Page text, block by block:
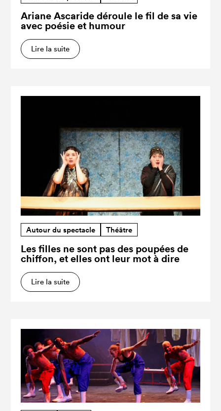
Ariane Ascaride déroule le fil de sa vie
avec poésie et humour
Lire la suite
Autour du spectacle Théâtre
Les filles ne sont pas des poupées de
chiffon, et elles ont leur mot à dire
Lire la suite